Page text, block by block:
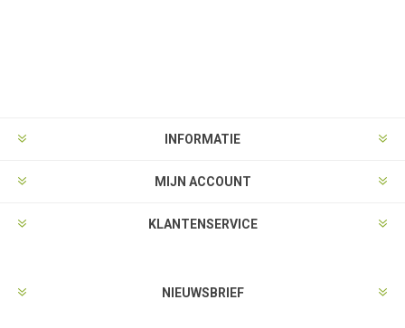
INFORMATIE
MIJN ACCOUNT
KLANTENSERVICE
NIEUWSBRIEF